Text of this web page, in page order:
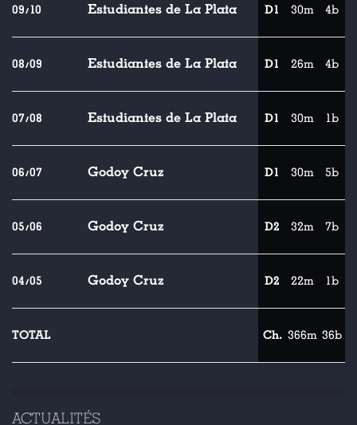
09/10 Estudiantes de La Plata D1 30m 4b
08/09 Estudiantes de La Plata D1 26m 4b
07/08 Estudiantes de La Plata D1 30m 1b
06/07 Godoy Cruz D1 30m 5b
05/06 Godoy Cruz D2 32m 7b
04/05 Godoy Cruz D2 22m 1b
TOTAL Ch. 366m 36b
ACTUALITÉS